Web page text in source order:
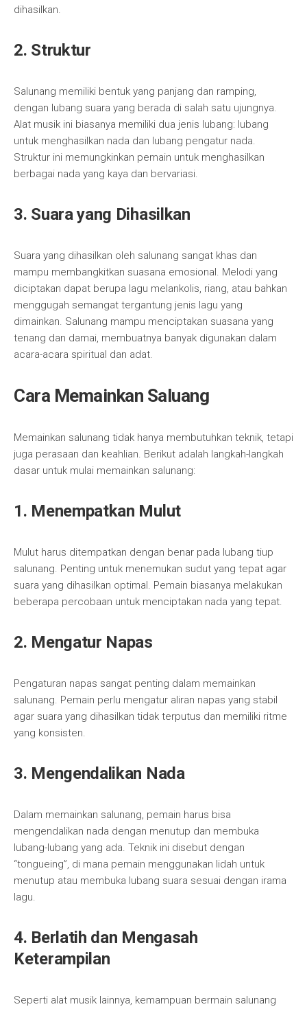
dihasilkan.
2. Struktur
Salunang memiliki bentuk yang panjang dan ramping,
dengan lubang suara yang berada di salah satu ujungnya.
Alat musik ini biasanya memiliki dua jenis lubang: lubang
untuk menghasilkan nada dan lubang pengatur nada.
Struktur ini memungkinkan pemain untuk menghasilkan
berbagai nada yang kaya dan bervariasi.
3. Suara yang Dihasilkan
Suara yang dihasilkan oleh salunang sangat khas dan
mampu membangkitkan suasana emosional. Melodi yang
diciptakan dapat berupa lagu melankolis, riang, atau bahkan
menggugah semangat tergantung jenis lagu yang
dimainkan. Salunang mampu menciptakan suasana yang
tenang dan damai, membuatnya banyak digunakan dalam
acara-acara spiritual dan adat.
Cara Memainkan Saluang
Memainkan salunang tidak hanya membutuhkan teknik, tetapi
juga perasaan dan keahlian. Berikut adalah langkah-langkah
dasar untuk mulai memainkan salunang:
1. Menempatkan Mulut
Mulut harus ditempatkan dengan benar pada lubang tiup
salunang. Penting untuk menemukan sudut yang tepat agar
suara yang dihasilkan optimal. Pemain biasanya melakukan
beberapa percobaan untuk menciptakan nada yang tepat.
2. Mengatur Napas
Pengaturan napas sangat penting dalam memainkan
salunang. Pemain perlu mengatur aliran napas yang stabil
agar suara yang dihasilkan tidak terputus dan memiliki ritme
yang konsisten.
3. Mengendalikan Nada
Dalam memainkan salunang, pemain harus bisa
mengendalikan nada dengan menutup dan membuka
lubang-lubang yang ada. Teknik ini disebut dengan
“tongueing”, di mana pemain menggunakan lidah untuk
menutup atau membuka lubang suara sesuai dengan irama
lagu.
4. Berlatih dan Mengasah
Keterampilan
Seperti alat musik lainnya, kemampuan bermain salunang